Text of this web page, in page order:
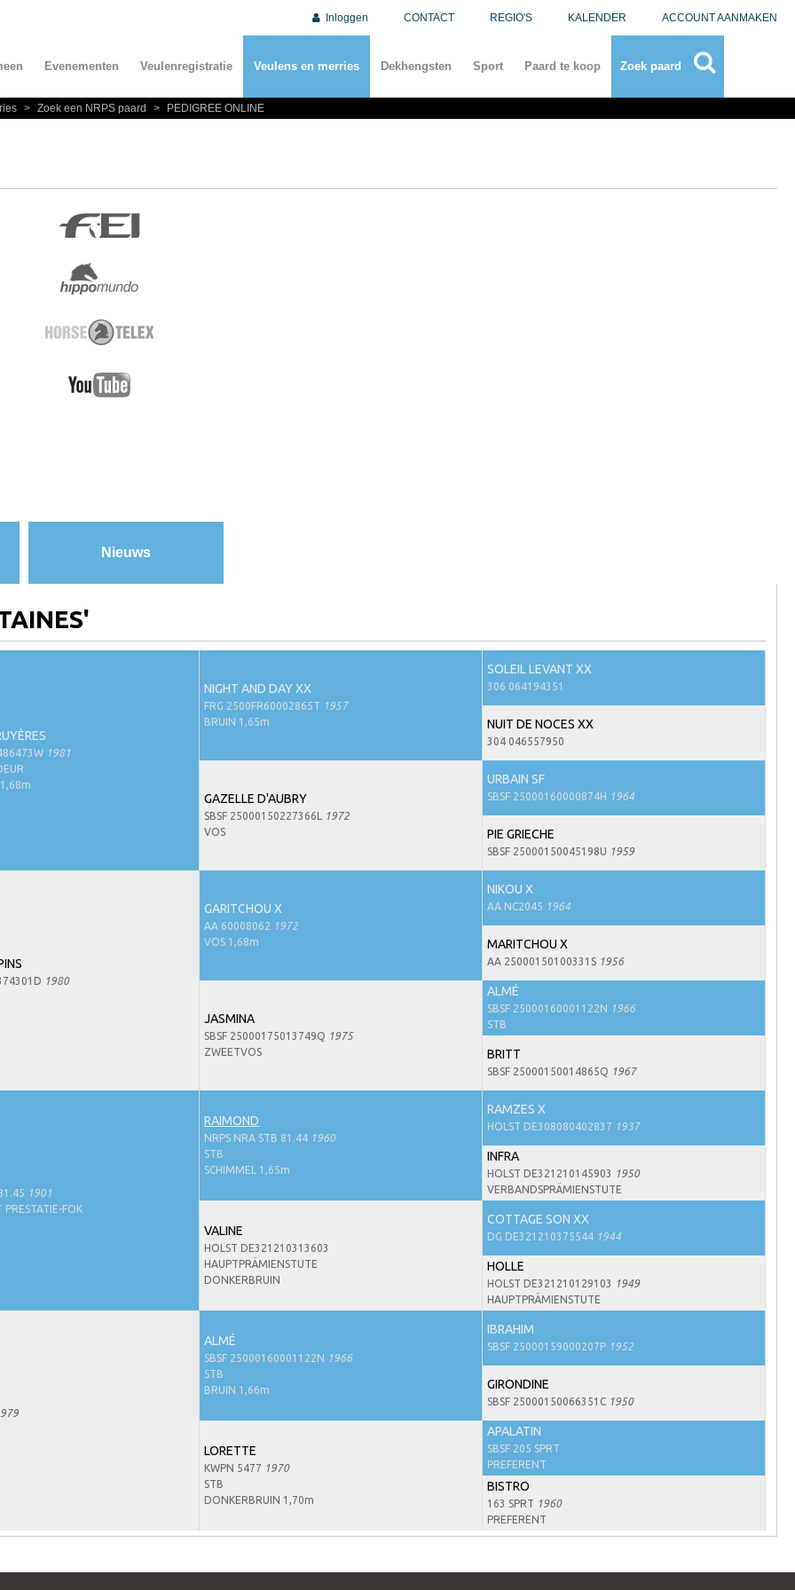
Inloggen CONTACT REGIO'S KALENDER ACCOUNT AANMAKEN
Evenementen Veulenregistratie Veulens en merries Dekhengsten Sport Paard te koop Zoek paard
> Zoek een NRPS paard > PEDIGREE ONLINE
Nieuws
1981
NIGHT AND DAY XX
FRG 2500FR60002865T 1957
BRUIN 1,65m
SOLEIL LEVANT XX
306 064194351
NUIT DE NOCES XX
304 046557950
GAZELLE D'AUBRY
SBSF 25000150227366L
1972
VOS
URBAIN SF
SBSF 25000160000874H 1964
PIE GRIECHE
SBSF 25000150045198U 1959
1980
GARITCHOU X
AA 60008062 1972
VOS 1,68m
NIKOU X
AA NC2045 1964
MARITCHOU X
AA 25000150100331S 1956
JASMINA
SBSF 25000175013749Q 1975
ZWEETVOS
ALMÉ
SBSF 25000160001122N 1966
STB
BRITT
SBSF 25000150014865Q 1967
1901
PRESTATIE-FOK
RAIMOND
NRPS NRA STB 81.44 1960
STB
SCHIMMEL 1,65m
RAMZES X
HOLST DE308080402837 1937
INFRA
HOLST DE321210145903
1950
VERBANDSPRÄMIENSTUTE
VALINE
HOLST DE321210313603
HAUPTPRÄMIENSTUTE
DONKERBRUIN
COTTAGE SON XX
DG DE321210375544 1944
HOLLE
HOLST DE321210129103
1949
HAUPTPRÄMIENSTUTE
ALMÉ
SBSF 25000160001122N 1966
STB
BRUIN 1,66m
IBRAHIM
SBSF 25000159000207P 1952
GIRONDINE
SBSF 25000150066351C 1950
LORETTE
KWPN 5477 1970
STB
DONKERBRUIN 1,70m
APALATIN
SBSF 205 SPRT
PREFERENT
BISTRO
163 SPRT 1960
PREFERENT